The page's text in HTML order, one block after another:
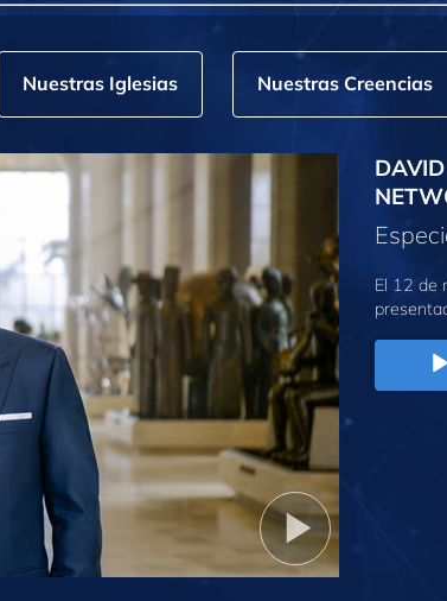
Nuestras Iglesias Nuestras Creencias
El 12 de